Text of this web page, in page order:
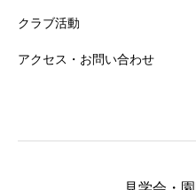
クラブ活動
アクセス・お問い合わせ